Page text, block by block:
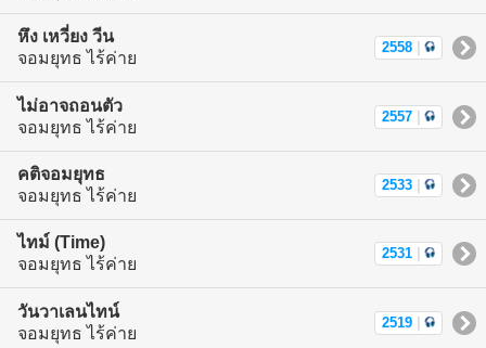
หึง เหวี่ยง วีน
จอมยุทธ ไร้ค่าย
2558
ไม่อาจถอนตัว
จอมยุทธ ไร้ค่าย
2557
คติจอมยุทธ
จอมยุทธ ไร้ค่าย
2533
ไทม์ (Time)
จอมยุทธ ไร้ค่าย
2531
วันวาเลนไทน์
จอมยุทธ ไร้ค่าย
2519